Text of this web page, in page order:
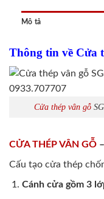
Mô tả
Thông tin về Cửa
Cửa thép vân gỗ
CỬA THÉP VÂN GỖ
Cấu tạo cửa thép
Cánh cửa gồm 3